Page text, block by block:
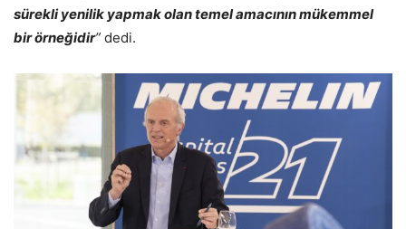
sürekli yenilik yapmak olan temel amacının mükemmel
bir örneğidir” dedi.